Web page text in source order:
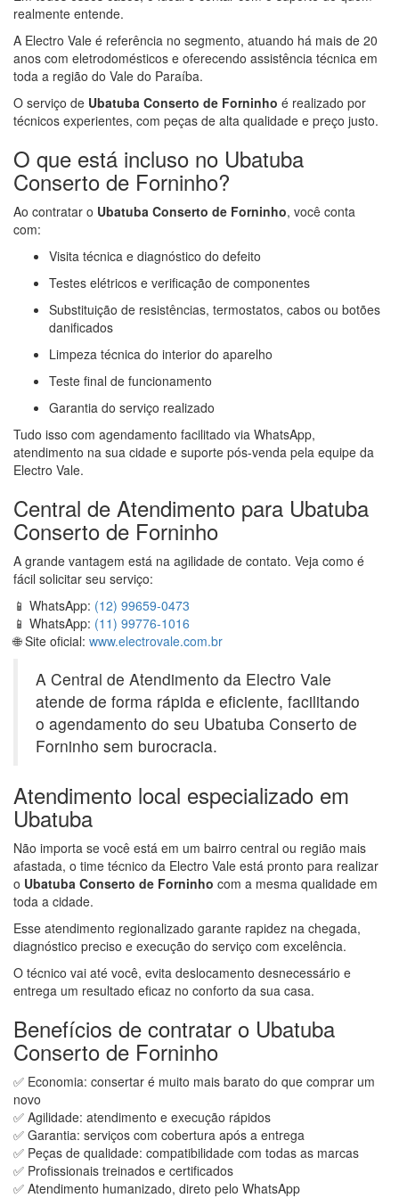
realmente entende.
A Electro Vale é referência no segmento, atuando há mais de 20
anos com eletrodomésticos e oferecendo assistência técnica em
toda a região do Vale do Paraíba.
O serviço de Ubatuba Conserto de Forninho é realizado por
técnicos experientes, com peças de alta qualidade e preço justo.
O que está incluso no Ubatuba
Conserto de Forninho?
Ao contratar o Ubatuba Conserto de Forninho, você conta
com:
Visita técnica e diagnóstico do defeito
Testes elétricos e verificação de componentes
Substituição de resistências, termostatos, cabos ou botões
danificados
Limpeza técnica do interior do aparelho
Teste final de funcionamento
Garantia do serviço realizado
Tudo isso com agendamento facilitado via WhatsApp,
atendimento na sua cidade e suporte pós-venda pela equipe da
Electro Vale.
Central de Atendimento para Ubatuba
Conserto de Forninho
A grande vantagem está na agilidade de contato. Veja como é
fácil solicitar seu serviço:
📱 WhatsApp: (12) 99659‑0473
📱 WhatsApp: (11) 99776‑1016
🌐 Site oficial: www.electrovale.com.br
A Central de Atendimento da Electro Vale
atende de forma rápida e eficiente, facilitando
o agendamento do seu Ubatuba Conserto de
Forninho sem burocracia.
Atendimento local especializado em
Ubatuba
Não importa se você está em um bairro central ou região mais
afastada, o time técnico da Electro Vale está pronto para realizar
o Ubatuba Conserto de Forninho com a mesma qualidade em
toda a cidade.
Esse atendimento regionalizado garante rapidez na chegada,
diagnóstico preciso e execução do serviço com excelência.
O técnico vai até você, evita deslocamento desnecessário e
entrega um resultado eficaz no conforto da sua casa.
Benefícios de contratar o Ubatuba
Conserto de Forninho
✅ Economia: consertar é muito mais barato do que comprar um
novo
✅ Agilidade: atendimento e execução rápidos
✅ Garantia: serviços com cobertura após a entrega
✅ Peças de qualidade: compatibilidade com todas as marcas
✅ Profissionais treinados e certificados
✅ Atendimento humanizado, direto pelo WhatsApp